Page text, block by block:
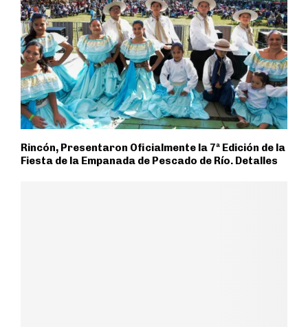
Rincón, Presentaron Oficialmente la 7ª Edición de la
Fiesta de la Empanada de Pescado de Río. Detalles